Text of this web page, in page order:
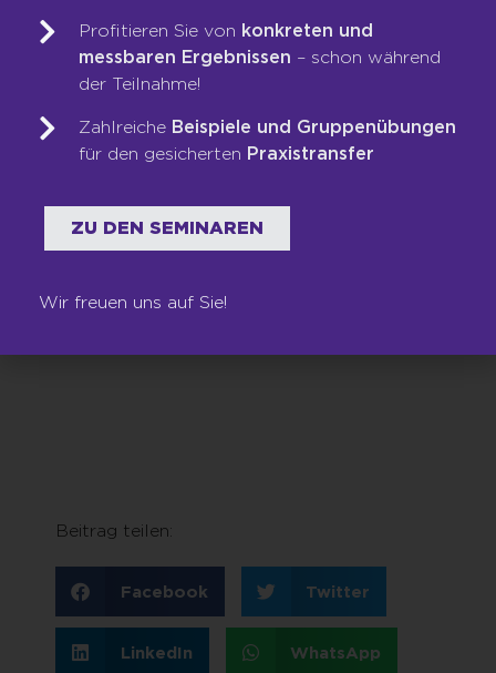
Kundenfeedback noch optimiert wird,
anstatt die Kunden anderthalb Jahre auf
etwas warten zu lassen, was sie dann gar
Meine Umsetzungsaufgabe für Sie: Schauen
Sie sich mal Ihre Erfahrungen mit
noch abschauen, was ließe sich gut in Ihre
Company integrieren, um die
Unternehmenskultur zu bereichern?
auf!
Beitrag teilen:
Facebook Twitter
LinkedIn WhatsApp
Profitieren Sie von konkreten und
messbaren Ergebnissen – schon während
der Teilnahme!
Zahlreiche Beispiele und Gruppenübungen
für den gesicherten Praxistransfer
ZU DEN SEMINAREN
Wir freuen uns auf Sie!